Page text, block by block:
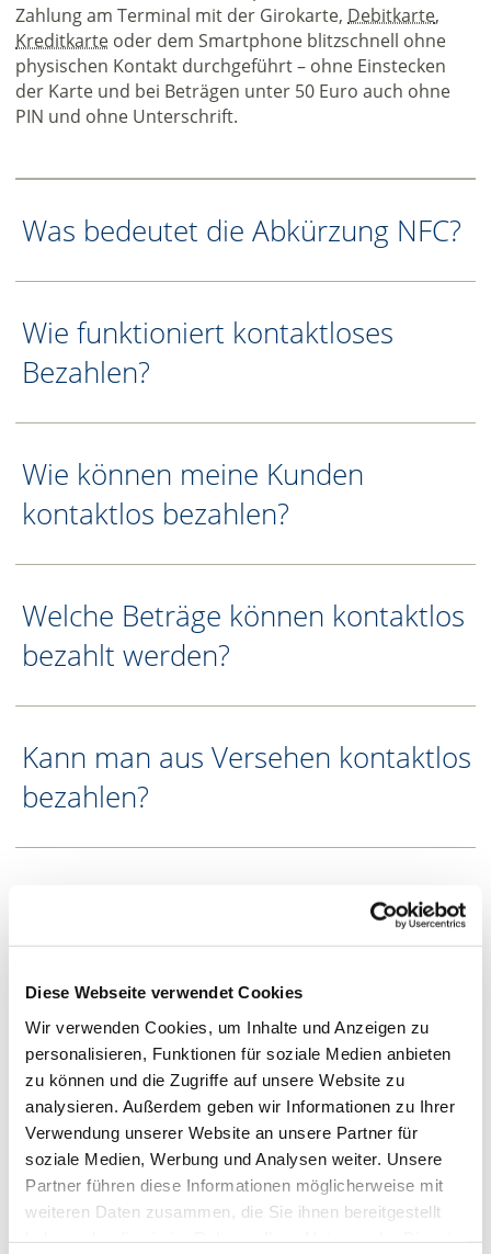
Diese Webseite verwendet Cookies
Wir verwenden Cookies, um Inhalte und Anzeigen zu
personalisieren, Funktionen für soziale Medien anbieten
zu können und die Zugriffe auf unsere Website zu
analysieren. Außerdem geben wir Informationen zu Ihrer
Verwendung unserer Website an unsere Partner für
soziale Medien, Werbung und Analysen weiter. Unsere
Partner führen diese Informationen möglicherweise mit
weiteren Daten zusammen, die Sie ihnen bereitgestellt
Zahlung am Terminal mit der Girokarte, Debitkarte,
Kreditkarte oder dem Smartphone blitzschnell ohne
physischen Kontakt durchgeführt – ohne Einstecken
der Karte und bei Beträgen unter 50 Euro auch ohne
PIN und ohne Unterschrift.
Was bedeutet die Abkürzung NFC?
Wie funktioniert kontaktloses
Bezahlen?
Wie können meine Kunden
kontaktlos bezahlen?
Welche Beträge können kontaktlos
bezahlt werden?
Kann man aus Versehen kontaktlos
bezahlen?
Abbuchungen des Kaufbetrags
kommen?
Was passiert, wenn mehrere
Karten an den Kontaktlos-Leser
gehalten werden?